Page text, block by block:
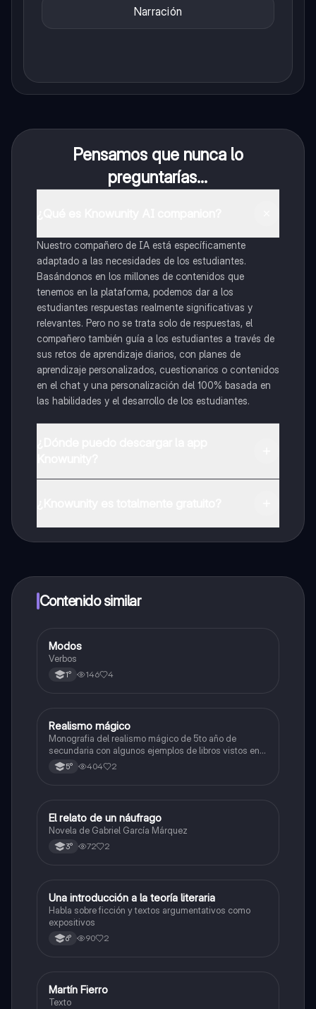
Narración
Pensamos que nunca lo
preguntarías...
Nuestro compañero de IA está específicamente
adaptado a las necesidades de los estudiantes.
Basándonos en los millones de contenidos que
tenemos en la plataforma, podemos dar a los
estudiantes respuestas realmente significativas y
relevantes. Pero no se trata solo de respuestas, el
compañero también guía a los estudiantes a través de
sus retos de aprendizaje diarios, con planes de
aprendizaje personalizados, cuestionarios o contenidos
en el chat y una personalización del 100% basada en
las habilidades y el desarrollo de los estudiantes.
a determinadas funciones.
Contenido similar
Lengua
Modos
Verbos
1° 146 4
Lengua
Realismo mágico
Monografia del realismo mágico de 5to año de
secundaria con algunos ejemplos de libros vistos en
el periodo de clases durante el ciclo lectivo, espero
que les sirva esta información la saque de Google,
5° 404 2
Lengua
El relato de un náufrago
Novela de Gabriel García Márquez
3° 72 2
Lengua
Una introducción a la teoría literaria
Habla sobre ficción y textos argumentativos como
expositivos
6° 90 2
Lengua
Martín Fierro
Texto